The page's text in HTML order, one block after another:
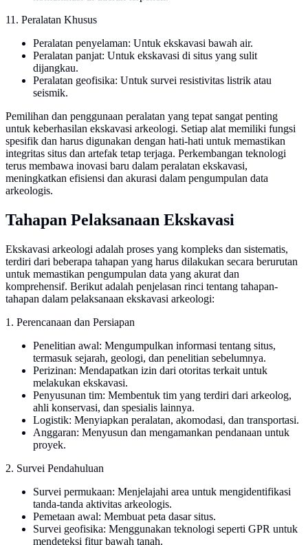
11. Peralatan Khusus
Peralatan penyelaman: Untuk ekskavasi bawah air.
Peralatan panjat: Untuk ekskavasi di situs yang sulit
dijangkau.
Peralatan geofisika: Untuk survei resistivitas listrik atau
seismik.
Pemilihan dan penggunaan peralatan yang tepat sangat penting
untuk keberhasilan ekskavasi arkeologi. Setiap alat memiliki fungsi
spesifik dan harus digunakan dengan hati-hati untuk memastikan
integritas situs dan artefak tetap terjaga. Perkembangan teknologi
terus membawa inovasi baru dalam peralatan ekskavasi,
meningkatkan efisiensi dan akurasi dalam pengumpulan data
arkeologis.
Tahapan Pelaksanaan Ekskavasi
Ekskavasi arkeologi adalah proses yang kompleks dan sistematis,
terdiri dari beberapa tahapan yang harus dilakukan secara berurutan
untuk memastikan pengumpulan data yang akurat dan
komprehensif. Berikut adalah penjelasan rinci tentang tahapan-
tahapan dalam pelaksanaan ekskavasi arkeologi:
1. Perencanaan dan Persiapan
Penelitian awal: Mengumpulkan informasi tentang situs,
termasuk sejarah, geologi, dan penelitian sebelumnya.
Perizinan: Mendapatkan izin dari otoritas terkait untuk
melakukan ekskavasi.
Penyusunan tim: Membentuk tim yang terdiri dari arkeolog,
ahli konservasi, dan spesialis lainnya.
Logistik: Menyiapkan peralatan, akomodasi, dan transportasi.
Anggaran: Menyusun dan mengamankan pendanaan untuk
proyek.
2. Survei Pendahuluan
Survei permukaan: Menjelajahi area untuk mengidentifikasi
tanda-tanda aktivitas arkeologis.
Pemetaan awal: Membuat peta dasar situs.
Survei geofisika: Menggunakan teknologi seperti GPR untuk
mendeteksi fitur bawah tanah.